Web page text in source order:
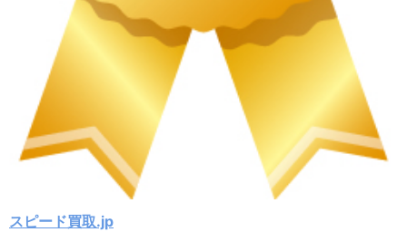
スピード買取.jp